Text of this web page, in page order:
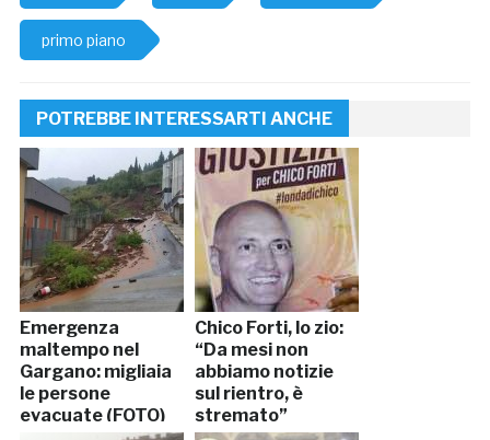
primo piano
POTREBBE INTERESSARTI ANCHE
Emergenza
maltempo nel
Gargano: migliaia
le persone
evacuate (FOTO)
Chico Forti, lo zio:
“Da mesi non
abbiamo notizie
sul rientro, è
stremato”